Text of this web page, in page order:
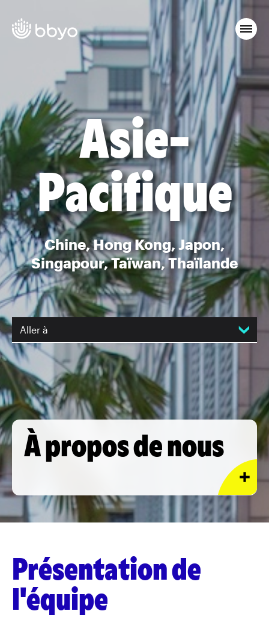
Asie-
Pacifique
Chine, Hong Kong, Japon,
Singapour, Taïwan, Thaïlande
Aller à
À propos de nous
Présentation de
l'équipe